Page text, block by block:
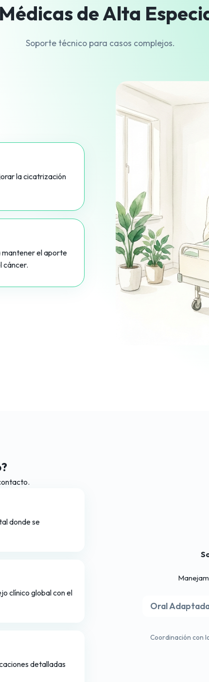
de Alta
Soporte técnico para casos complejos.
la cicatrización
mantener el aporte
cáncer.
donde se
clínico global con el
detalladas
Oral
Coordinación con